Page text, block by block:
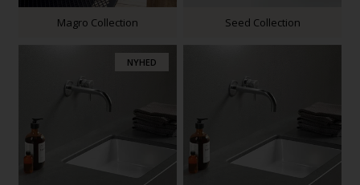
Magro Collection Seed Collection
NYHED